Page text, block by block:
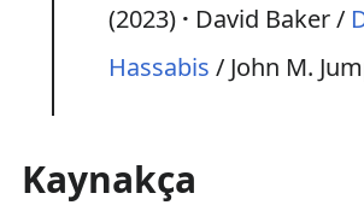
(2023)
David Baker /
Hassabis / John M.
Kaynakça